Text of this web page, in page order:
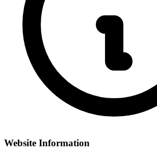
Website Information